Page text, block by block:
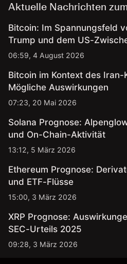
Aktuelle Nachrichten
Bitcoin: Im Spannungsfeld
Trump und dem US-
06:59, 4 August 2026
Bitcoin im Kontext des Iran-
Mögliche Auswirkungen
07:23, 20 Mai 2026
Solana Prognose:
und On-Chain-Aktivität
13:12, 5 März 2026
Ethereum Prognose:
und ETF-Flüsse
15:00, 3 März 2026
XRP Prognose:
SEC-Urteils 2025
09:28, 3 März 2026